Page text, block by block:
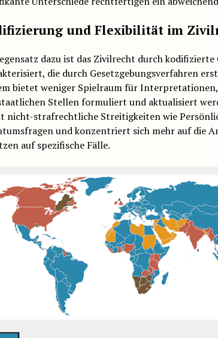
und Flexibilität im
dazu ist das Zivilrecht durch kodifizierte
die durch Gesetzgebungsverfahren
bietet weniger Spielraum für
Stellen formuliert und aktualisiert
nicht-strafrechtliche Streitigkeiten wie
und konzentriert sich mehr auf die
auf spezifische Fälle.